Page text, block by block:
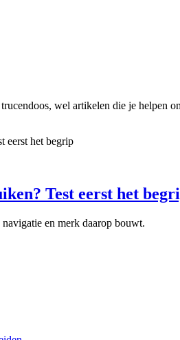
wel artikelen die je helpen
Test eerst het
en merk daarop bouwt.